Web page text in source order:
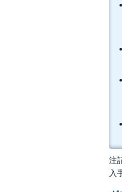
注
入